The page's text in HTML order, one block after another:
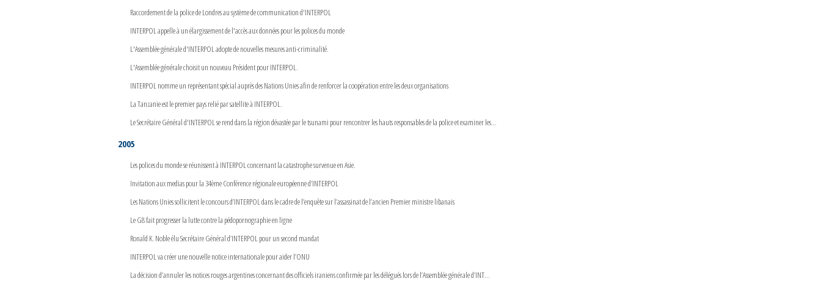
Raccordement de la police de Londres au système de communication d'INTERPOL
INTERPOL appelle à un élargissement de l'accès aux données pour les polices du monde
L'Assemblée générale d'INTERPOL adopte de nouvelles mesures anti-criminalité.
L'Assemblée générale choisit un nouveau Président pour INTERPOL.
INTERPOL nomme un représentant spécial auprès des Nations Unies afin de renforcer la coopération entre les deux organisations
La Tanzanie est le premier pays relié par satellite à INTERPOL.
Le Secrétaire Général d'INTERPOL se rend dans la région dévastée par le tsunami pour rencontrer les hauts responsables de la police et examiner les...
2005
Les polices du monde se réunissent à INTERPOL concernant la catastrophe survenue en Asie.
Invitation aux medias pour la 34ème Conférence régionale européenne d’INTERPOL
Les Nations Unies sollicitent le concours d’INTERPOL dans le cadre de l’enquête sur l’assassinat de l’ancien Premier ministre libanais
Le G8 fait progresser la lutte contre la pédopornographie en ligne
Ronald K. Noble élu Secrétaire Général d’INTERPOL pour un second mandat
INTERPOL va créer une nouvelle notice internationale pour aider l’ONU
La décision d’annuler les notices rouges argentines concernant des officiels iraniens confirmée par les délégués lors de l’Assemblée générale d’INT...